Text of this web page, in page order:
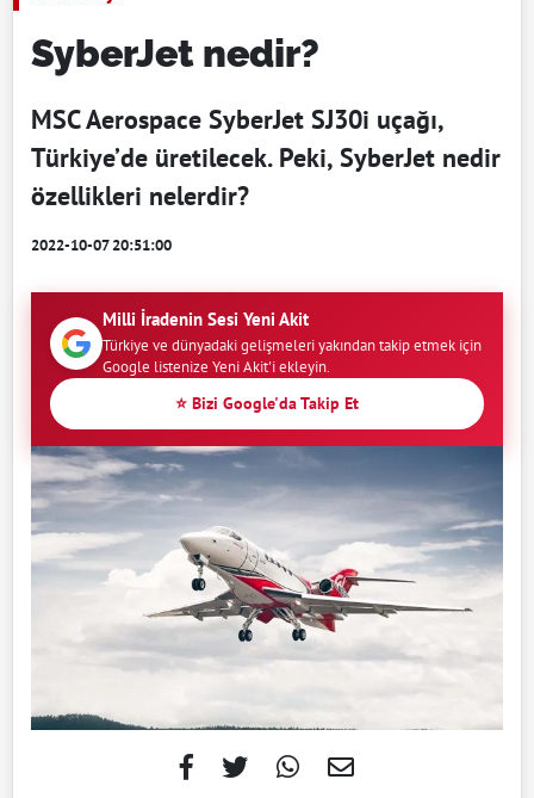
SyberJet nedir?
MSC Aerospace SyberJet SJ30i uçağı,
Türkiye’de üretilecek. Peki, SyberJet nedir
özellikleri nelerdir?
2022-10-07 20:51:00
Milli İradenin Sesi Yeni Akit
Türkiye ve dünyadaki gelişmeleri yakından takip etmek için
Google listenize Yeni Akit'i ekleyin.
⭐ Bizi Google'da Takip Et